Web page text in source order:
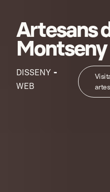
Artesans
Montseny
DISSENY -
WEB